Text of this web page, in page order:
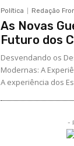
Política Redação
As Novas
Futuro dos
Desvendando os
Modernas: A
A experiência dos
-